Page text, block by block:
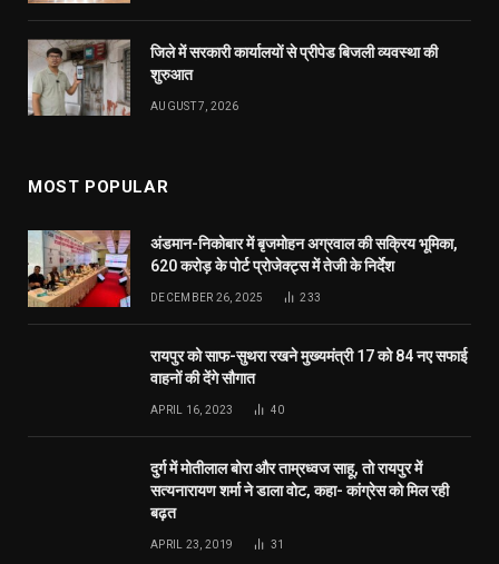
जिले में सरकारी कार्यालयों से प्रीपेड बिजली व्यवस्था की
शुरुआत
AUGUST 7, 2026
MOST POPULAR
अंडमान-निकोबार में बृजमोहन अग्रवाल की सक्रिय भूमिका,
620 करोड़ के पोर्ट प्रोजेक्ट्स में तेजी के निर्देश
DECEMBER 26, 2025 233
रायपुर को साफ-सुथरा रखने मुख्यमंत्री 17 को 84 नए सफाई
वाहनों की देंगे सौगात
APRIL 16, 2023 40
दुर्ग में मोतीलाल बोरा और ताम्रध्वज साहू, तो रायपुर में
सत्यनारायण शर्मा ने डाला वोट, कहा- कांग्रेस को मिल रही
बढ़त
APRIL 23, 2019 31